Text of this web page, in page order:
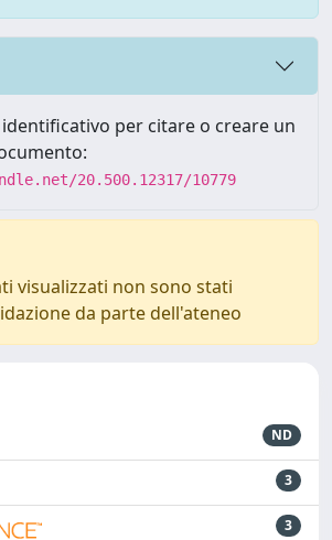
per citare o creare un
20.500.12317/10779
visualizzati non sono stati
da parte dell'ateneo
ND
3
3